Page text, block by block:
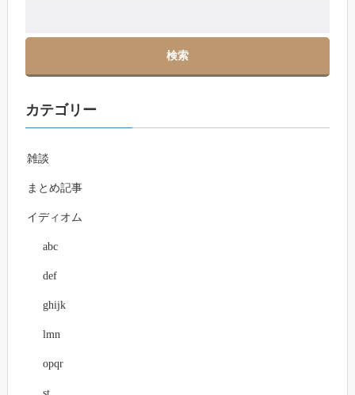
カテゴリー
雑談
まとめ記事
イディオム
abc
def
ghijk
lmn
opqr